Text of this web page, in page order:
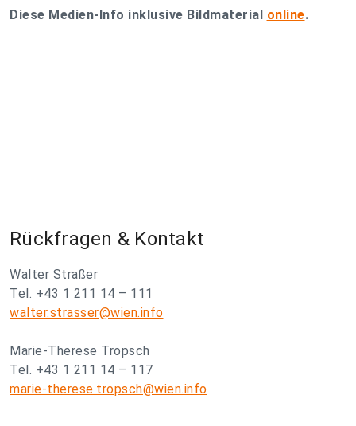
Diese Medien-Info inklusive Bildmaterial online.
Rückfragen & Kontakt
Walter Straßer
Tel. +43 1 211 14 – 111
walter.strasser@wien.info
Marie-Therese Tropsch
Tel. +43 1 211 14 – 117
marie-therese.tropsch@wien.info